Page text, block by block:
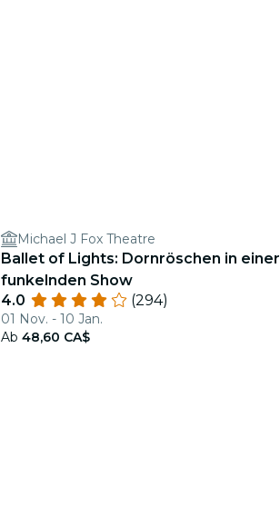
Michael J Fox Theatre
Ballet of Lights: Dornröschen in einer
funkelnden Show
4.0
(294)
01 Nov. - 10 Jan.
Ab 48,60 CA$